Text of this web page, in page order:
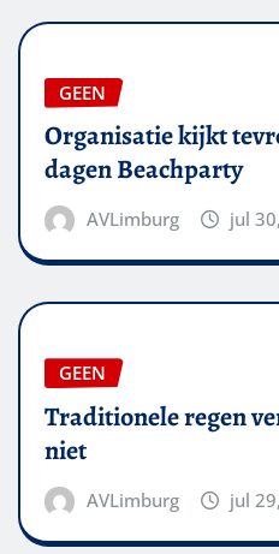
GEEN
Organisatie kijkt
dagen Beachparty
AVLimburg jul
GEEN
Traditionele regen
niet
AVLimburg jul